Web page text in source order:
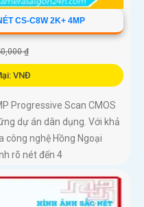
CS-C8W 2K+ 4MP
₫
VNĐ
Progressive Scan CMOS
dự án dân dụng. Với khả
nghệ Hồng Ngoại
rõ nét đến 4